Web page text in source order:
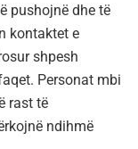
pushojnë dhe të
kontaktet e
shpesh
Personat mbi
rast të
ndihmë